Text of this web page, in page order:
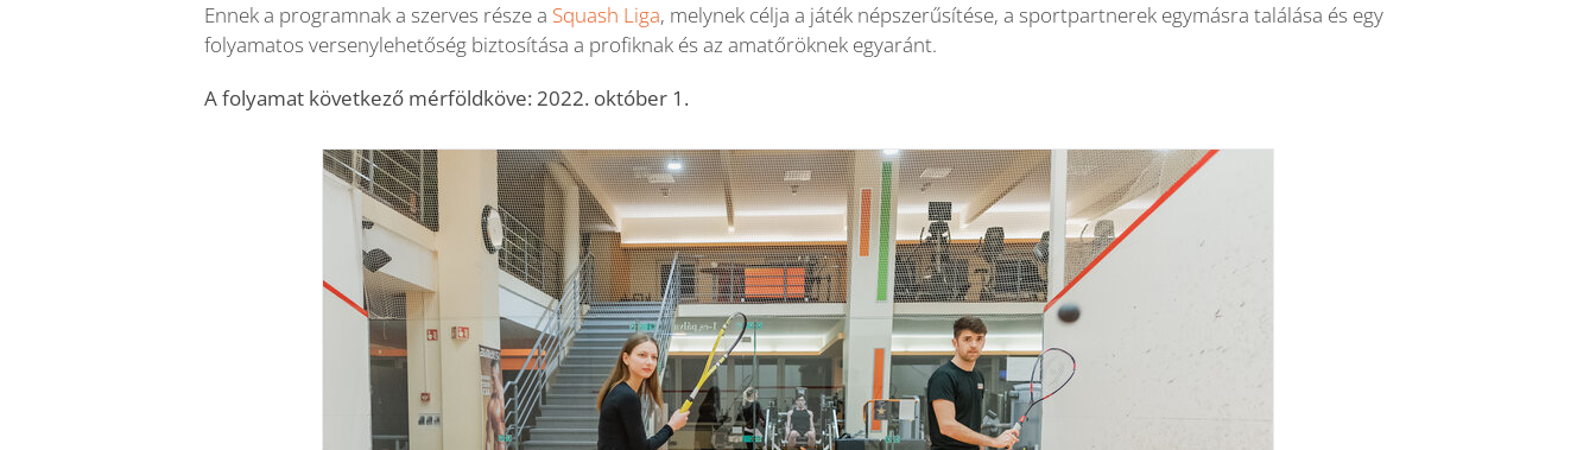
Ennek a programnak a szerves része a Squash Liga, melynek célja a játék népszerűsítése, a sportpartnerek egymásra találása és egy
folyamatos versenylehetőség biztosítása a profiknak és az amatőröknek egyaránt.
A folyamat következő mérföldköve: 2022. október 1.